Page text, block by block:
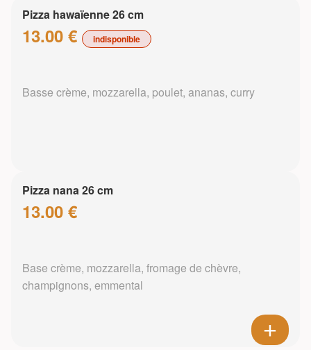
Pizza hawaïenne 26 cm
13.00 € indisponible
Basse crème, mozzarella, poulet, ananas, curry
Pizza nana 26 cm
13.00 €
Base crème, mozzarella, fromage de chèvre,
champignons, emmental